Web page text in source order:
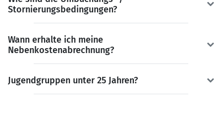
Stornierungsbedingungen?
Wann erhalte ich meine
Nebenkostenabrechnung?
Jugendgruppen unter 25 Jahren?